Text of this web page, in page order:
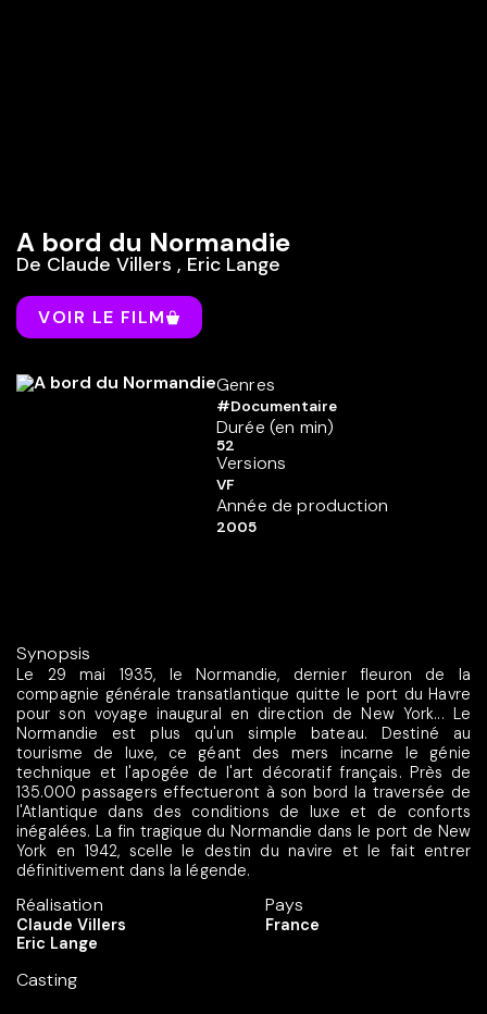
A bord du Normandie
De Claude Villers , Eric Lange
VOIR LE FILM
Genres
#Documentaire
Durée (en min)
52
Versions
VF
Année de production
2005
Synopsis
Le 29 mai 1935, le Normandie, dernier fleuron de la
compagnie générale transatlantique quitte le port du Havre
pour son voyage inaugural en direction de New York... Le
Normandie est plus qu'un simple bateau. Destiné au
tourisme de luxe, ce géant des mers incarne le génie
technique et l'apogée de l'art décoratif français. Près de
135.000 passagers effectueront à son bord la traversée de
l'Atlantique dans des conditions de luxe et de conforts
inégalées. La fin tragique du Normandie dans le port de New
York en 1942, scelle le destin du navire et le fait entrer
définitivement dans la légende.
Réalisation
Claude Villers
Eric Lange
Casting
Pays
France